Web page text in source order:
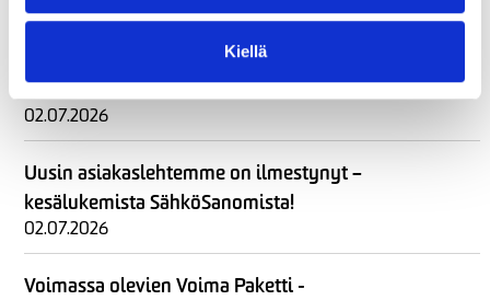
Kiellä
Imatran Seudun Sähkö otteluisäntänä PEPOn
kotiottelussa 24.7.
02.07.2026
Uusin asiakaslehtemme on ilmestynyt –
kesälukemista SähköSanomista!
02.07.2026
Voimassa olevien Voima Paketti -